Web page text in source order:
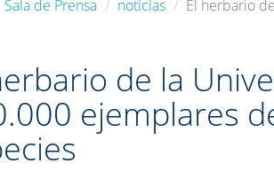
Sala de Prensa noticias El herbario
de la
ejemplares